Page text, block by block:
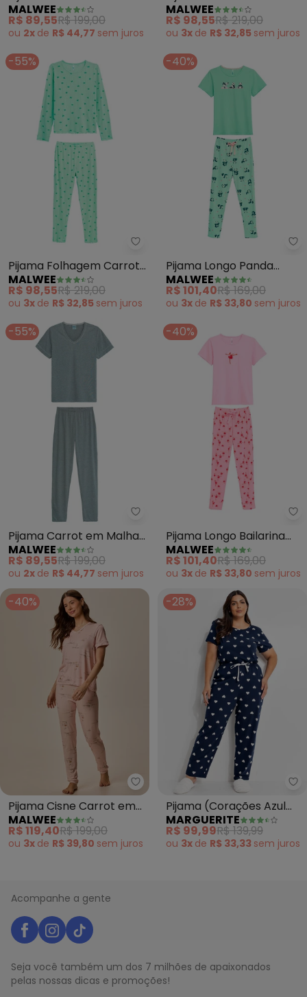
Malha Essence (Verde)
MALWEE
R$ 89,55R$ 199,00
ou 2x de R$ 44,77 sem juros
Malha Essence (Laranja)
MALWEE
R$ 98,55R$ 219,00
ou 3x de R$ 32,85 sem juros
-55%
Malwee - Pijama Folhagem
Pijama Folhagem Carrot
em Malha Essence
(Verde)
MALWEE
R$ 98,55R$ 219,00
ou 3x de R$ 32,85 sem juros
-40%
Pijama Longo Panda
(Verde Menta)
MALWEE
R$ 101,40R$ 169,00
ou 3x de R$ 33,80 sem juros
-55%
Malwee - Pijama Carrot em
Pijama Carrot em Malha
Essence (Cinza Claro)
MALWEE
R$ 89,55R$ 199,00
ou 2x de R$ 44,77 sem juros
-40%
Pijama Longo Bailarina
(Rosa Claro)
MALWEE
R$ 101,40R$ 169,00
ou 3x de R$ 33,80 sem juros
-40%
Malwee - Pijama Cisne Carrot
Pijama Cisne Carrot em
Malha Essence (Coral)
MALWEE
R$ 119,40R$ 199,00
ou 3x de R$ 39,80 sem juros
-28%
Pijama (Corações Azul
Marinho/Branco) em
Malha de
MARGUERITE
R$ 99,99R$ 139,99
ou 3x de R$ 33,33 sem juros
Acompanhe a gente
Seja você também um dos 7 milhões de apaixonados
pelas nossas dicas e promoções!